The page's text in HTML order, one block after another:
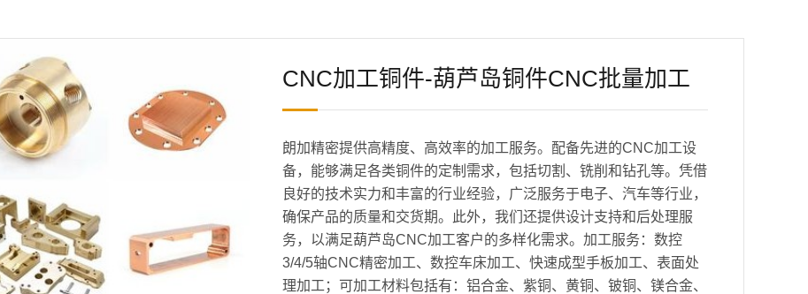
CNC加工铜件-葫芦岛铜件CNC批量加工
朗加精密提供高精度、高效率的加工服务。配备先进的CNC加工设
备，能够满足各类铜件的定制需求，包括切割、铣削和钻孔等。凭借
良好的技术实力和丰富的行业经验，广泛服务于电子、汽车等行业，
确保产品的质量和交货期。此外，我们还提供设计支持和后处理服
务，以满足葫芦岛CNC加工客户的多样化需求。加工服务：数控
3/4/5轴CNC精密加工、数控车床加工、快速成型手板加工、表面处
理加工；可加工材料包括有：铝合金、紫铜、黄铜、铍铜、镁合金、